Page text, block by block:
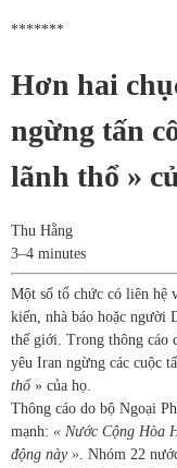
*******
Hơn hai
ngừng tấn
lãnh thổ »
Thu Hằng
3–4 minutes
Một số tổ chức có liên hệ
kiến, nhà báo hoặc người
thế giới. Trong thông cáo
yêu Iran ngừng các cuộc
thổ » của họ.
Thông cáo do bộ Ngoại
mạnh: « Nước Cộng Hòa
động này ». Nhóm 22